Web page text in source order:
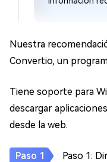
Nuestra
Convertio, un
Tiene soporte para
descargar
desde la web.
Paso 1: